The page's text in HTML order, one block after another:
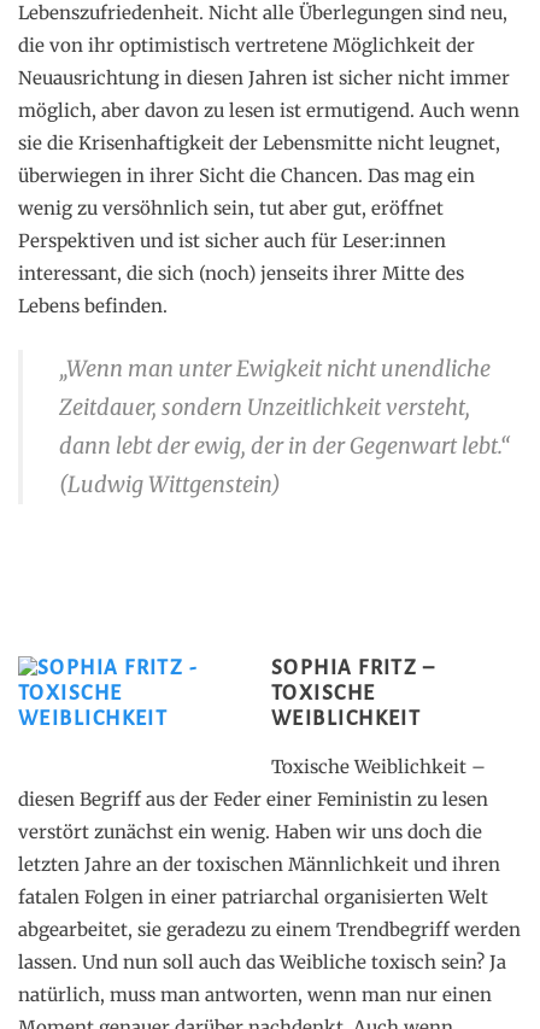
Lebenszufriedenheit. Nicht alle Überlegungen sind neu,
die von ihr optimistisch vertretene Möglichkeit der
Neuausrichtung in diesen Jahren ist sicher nicht immer
möglich, aber davon zu lesen ist ermutigend. Auch wenn
sie die Krisenhaftigkeit der Lebensmitte nicht leugnet,
überwiegen in ihrer Sicht die Chancen. Das mag ein
wenig zu versöhnlich sein, tut aber gut, eröffnet
Perspektiven und ist sicher auch für Leser:innen
interessant, die sich (noch) jenseits ihrer Mitte des
Lebens befinden.
„Wenn man unter Ewigkeit nicht unendliche
Zeitdauer, sondern Unzeitlichkeit versteht,
dann lebt der ewig, der in der Gegenwart lebt.“
(Ludwig Wittgenstein)
SOPHIA FRITZ –
TOXISCHE
WEIBLICHKEIT
Toxische Weiblichkeit –
diesen Begriff aus der Feder einer Feministin zu lesen
verstört zunächst ein wenig. Haben wir uns doch die
letzten Jahre an der toxischen Männlichkeit und ihren
fatalen Folgen in einer patriarchal organisierten Welt
abgearbeitet, sie geradezu zu einem Trendbegriff werden
lassen. Und nun soll auch das Weibliche toxisch sein? Ja
natürlich, muss man antworten, wenn man nur einen